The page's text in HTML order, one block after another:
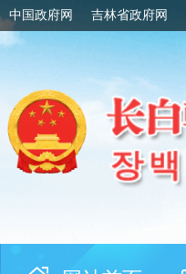
中国政府网 吉林省政府网